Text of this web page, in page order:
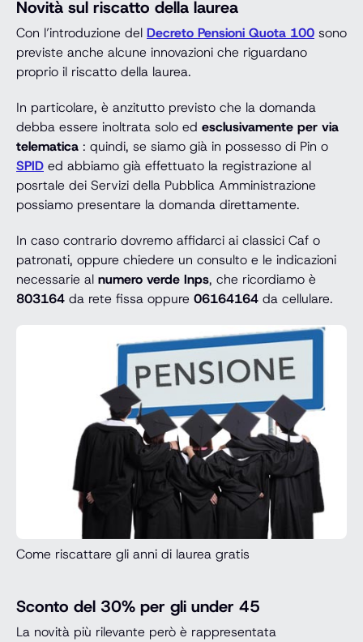
Novità sul riscatto della laurea
Con l’introduzione del Decreto Pensioni Quota 100 sono
previste anche alcune innovazioni che riguardano
proprio il riscatto della laurea.
In particolare, è anzitutto previsto che la domanda
debba essere inoltrata solo ed esclusivamente per via
telematica : quindi, se siamo già in possesso di Pin o
SPID ed abbiamo già effettuato la registrazione al
posrtale dei Servizi della Pubblica Amministrazione
possiamo presentare la domanda direttamente.
In caso contrario dovremo affidarci ai classici Caf o
patronati, oppure chiedere un consulto e le indicazioni
necessarie al numero verde Inps, che ricordiamo è
803164 da rete fissa oppure 06164164 da cellulare.
Come riscattare gli anni di laurea gratis
Sconto del 30% per gli under 45
La novità più rilevante però è rappresentata